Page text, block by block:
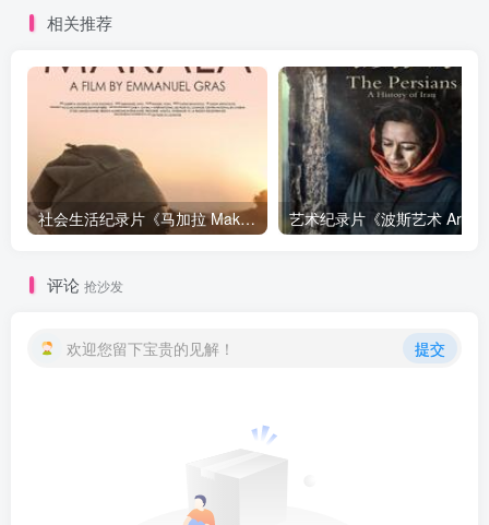
相关推荐
社会生活纪录片《马加拉 Makala》下载
评论 抢沙发
欢迎您留下宝贵的见解！ 提交